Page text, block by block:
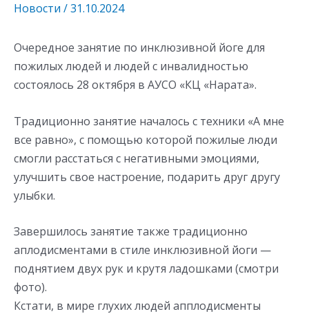
Новости /31.10.2024
Очередное занятие по инклюзивной йоге для
пожилых людей и людей с инвалидностью
состоялось 28 октября в АУСО «КЦ «Нарата».
Традиционно занятие началось с техники «А мне
все равно», с помощью которой пожилые люди
смогли расстаться с негативными эмоциями,
улучшить свое настроение, подарить друг другу
улыбки.
Завершилось занятие также традиционно
аплодисментами в стиле инклюзивной йоги —
поднятием двух рук и крутя ладошками (смотри
фото).
Кстати, в мире глухих людей апплодисменты